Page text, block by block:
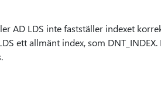
AD LDS inte fastställer indexet
ett allmänt index, som